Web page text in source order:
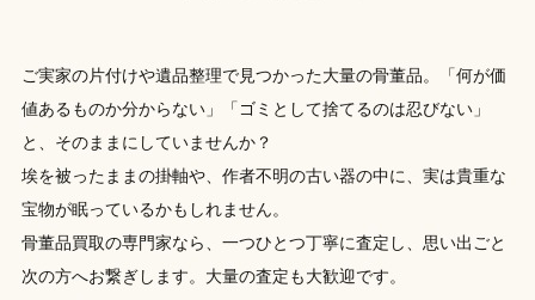
ご実家の片付けや遺品整理で見つかった大量の骨董品。「何が価
値あるものか分からない」「ゴミとして捨てるのは忍びない」
と、そのままにしていませんか？
埃を被ったままの掛軸や、作者不明の古い器の中に、実は貴重な
宝物が眠っているかもしれません。
骨董品買取の専門家なら、一つひとつ丁寧に査定し、思い出ごと
次の方へお繋ぎします。大量の査定も大歓迎です。